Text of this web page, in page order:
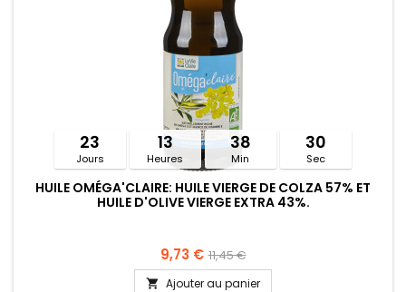
23
Jours
13
Heures
38
Min
30
Sec
HUILE OMÉGA'CLAIRE: HUILE VIERGE DE COLZA 57% ET
HUILE D'OLIVE VIERGE EXTRA 43%.
9,73 € 11,45 €
 Ajouter au panier